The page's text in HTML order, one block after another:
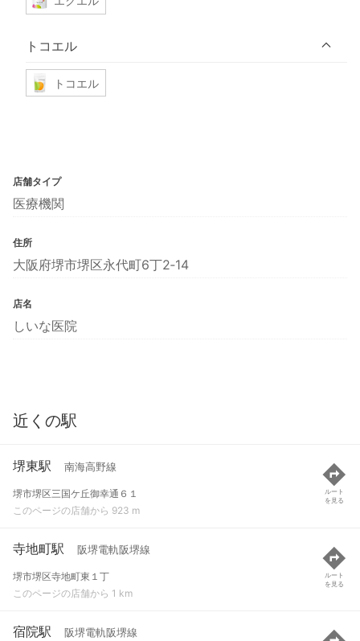
トコエル
トコエル
店舗タイプ
医療機関
住所
大阪府堺市堺区永代町6丁2‐14
店名
しいな医院
近くの駅
堺東駅 南海高野線
堺市堺区三国ケ丘御幸通６１
このページの店舗から 923 m
ルート
を見る
寺地町駅 阪堺電軌阪堺線
堺市堺区寺地町東１丁
このページの店舗から 1 km
ルート
を見る
宿院駅 阪堺電軌阪堺線